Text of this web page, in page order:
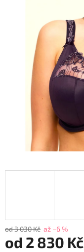
od 3 030 Kč až –6 %
od 2 830 Kč